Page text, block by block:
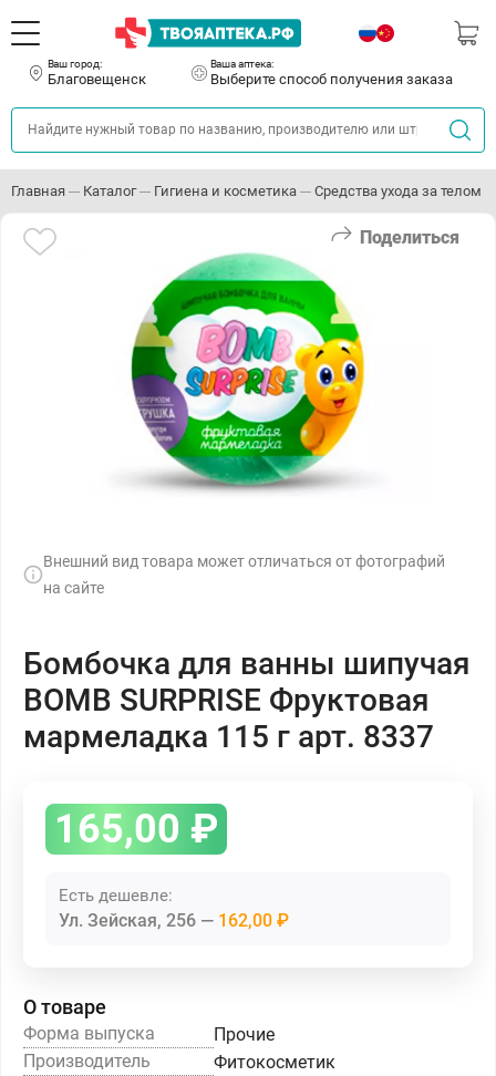
Ваш город:
Благовещенск
Ваша аптека:
Выберите способ получения заказа
Главная Каталог Гигиена и косметика Средства ухода за телом
Поделиться
Внешний вид товара может отличаться от фотографий
на сайте
Бомбочка для ванны шипучая
BOMB SURPRISE Фруктовая
мармеладка 115 г арт. 8337
165,00 ₽
Есть дешевле:
Ул. Зейская, 256 162,00 ₽
О товаре
Форма выпуска
Прочие
Производитель
Фитокосметик